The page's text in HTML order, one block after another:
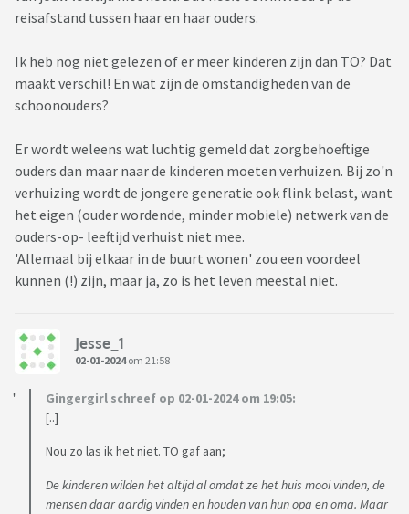
reisafstand tussen haar en haar ouders.
Ik heb nog niet gelezen of er meer kinderen zijn dan TO? Dat
maakt verschil! En wat zijn de omstandigheden van de
schoonouders?
Er wordt weleens wat luchtig gemeld dat zorgbehoeftige
ouders dan maar naar de kinderen moeten verhuizen. Bij zo'n
verhuizing wordt de jongere generatie ook flink belast, want
het eigen (ouder wordende, minder mobiele) netwerk van de
ouders-op- leeftijd verhuist niet mee.
'Allemaal bij elkaar in de buurt wonen' zou een voordeel
kunnen (!) zijn, maar ja, zo is het leven meestal niet.
Jesse_1
02-01-2024om 21:58
Gingergirl schreef op 02-01-2024 om 19:05:
[..]
Nou zo las ik het niet. TO gaf aan;
De kinderen wilden het altijd al omdat ze het huis mooi vinden, de
mensen daar aardig vinden en houden van hun opa en oma. Maar